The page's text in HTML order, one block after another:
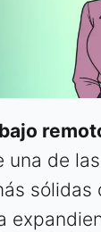
una de las
sólidas